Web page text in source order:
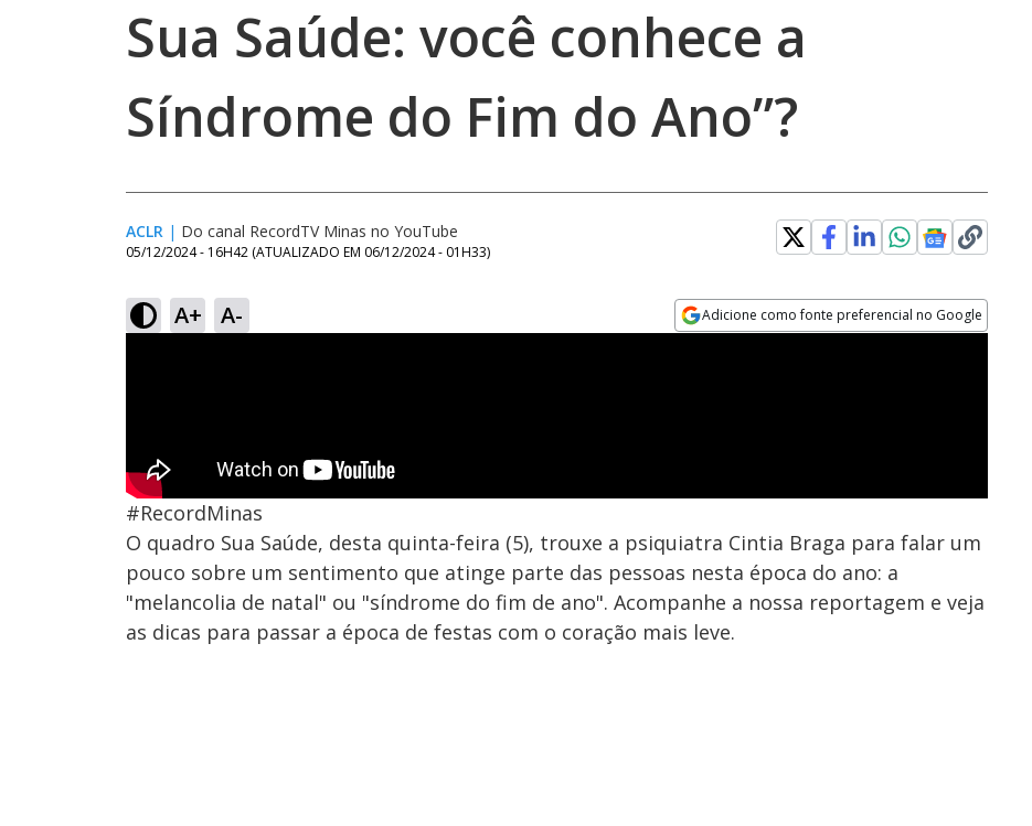
Sua Saúde: você conhece a
Síndrome do Fim do Ano”?
ACLR | Do canal RecordTV Minas no YouTube
05/12/2024 - 16H42 (ATUALIZADO EM 06/12/2024 - 01H33)
A+ A- Adicione como fonte preferencial no Google
#RecordMinas
O quadro Sua Saúde, desta quinta-feira (5), trouxe a psiquiatra Cintia Braga para falar um
pouco sobre um sentimento que atinge parte das pessoas nesta época do ano: a
"melancolia de natal" ou "síndrome do fim de ano". Acompanhe a nossa reportagem e veja
as dicas para passar a época de festas com o coração mais leve.